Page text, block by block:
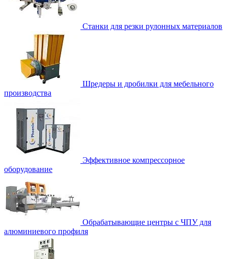
Станки для резки рулонных материалов
Шредеры и дробилки для мебельного
производства
Эффективное компрессорное
оборудование
Обрабатывающие центры с ЧПУ для
алюминиевого профиля